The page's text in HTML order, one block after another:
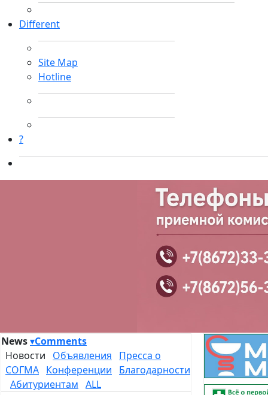
Different
Site Map
Hotline
?
News▾Comments
Новости Объявления
Пресса о
СОГМА Конференции
Благодарности
Абитуриентам ALL